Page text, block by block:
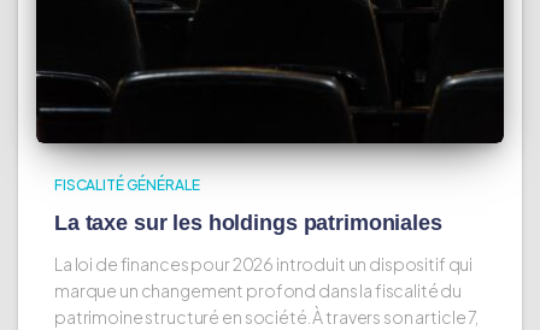
FISCALITÉ GÉNÉRALE
La taxe sur les holdings patrimoniales
La loi de finances pour 2026 introduit un dispositif qui
marque un changement profond dans la fiscalité du
patrimoine structuré en société. À travers son article 7,